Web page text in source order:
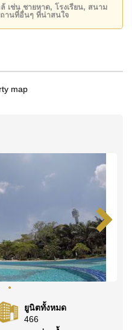
ทยา
ะยาวในราคา ฿ 50,000
าศัยนี้เป็นบ้านในฝันของ
โทร +6638411250
+66807945904และ LINE:
เช่น ชายหาด, โรงเรียน, สนาม
านที่อื่นๆ ที่น่าสนใจ
ยูนิตทั้งหมด
466